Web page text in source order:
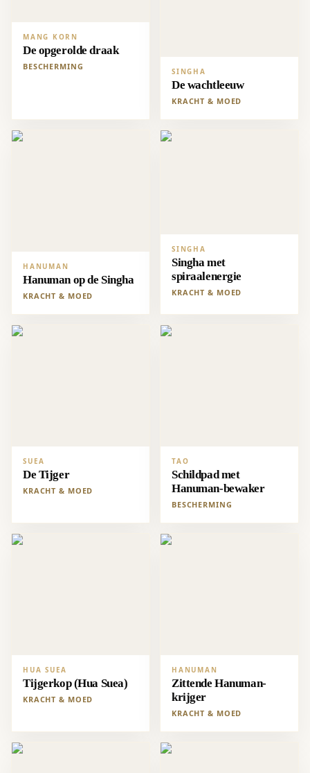
MANG KORN
De opgerolde draak
BESCHERMING SINGHA
De wachtleeuw
KRACHT & MOED
HANUMAN
Hanuman op de Singha
KRACHT & MOED
SINGHA
Singha met
spiraalenergie
KRACHT & MOED
SUEA
De Tijger
KRACHT & MOED
TAO
Schildpad met
Hanuman-bewaker
BESCHERMING
HUA SUEA
Tijgerkop (Hua Suea)
KRACHT & MOED
HANUMAN
Zittende Hanuman-
krijger
KRACHT & MOED